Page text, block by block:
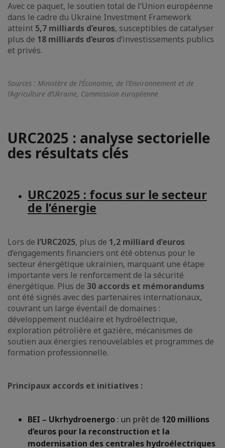
Avec ce paquet, le soutien total de l’Union européenne
dans le cadre du Ukraine Investment Framework
atteint 5,7 milliards d’euros, susceptibles de catalyser
plus de 18 milliards d’eurosd’investissements publics
et privés.
Sources : Ministère de l’Économie, de l’Environnement et de
l’Agriculture d’Ukraine, Commission européenne
URC2025 : analyse sectorielle
des résultats clés
URC2025 : focus sur le secteur
de l’énergie
Lors de l’URC2025, plus de 1,2 milliard d’euros
d’engagements financiers ont été obtenus pour le
secteur énergétique ukrainien, marquant une étape
importante vers le renforcement de la sécurité
énergétique. Plus de 30 accords et mémorandums
ont été signés avec des partenaires internationaux,
couvrant un large éventail de domaines :
développement nucléaire et hydroélectrique,
exploration pétrolière et gazière, mécanismes de
soutien aux énergies renouvelables et programmes de
formation professionnelle.
Principaux accords et initiatives :
BEI – Ukrhydroenergo: un prêt de 120 millions
d’euros pour la reconstruction et la
modernisation des centrales hydroélectriques